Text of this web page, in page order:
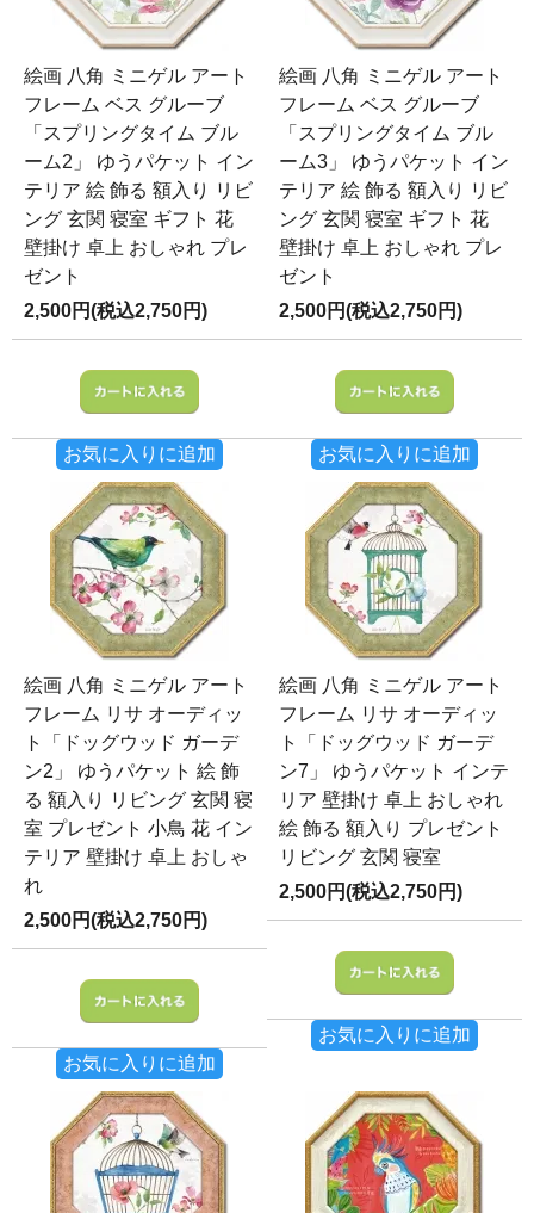
絵画 八角 ミニゲル アート
フレーム ベス グルーブ
「スプリングタイム ブル
ーム2」 ゆうパケット イン
テリア 絵 飾る 額入り リビ
ング 玄関 寝室 ギフト 花
壁掛け 卓上 おしゃれ プレ
ゼント
2,500円(税込2,750円)
お気に入りに追加
絵画 八角 ミニゲル アート
フレーム ベス グルーブ
「スプリングタイム ブル
ーム3」 ゆうパケット イン
テリア 絵 飾る 額入り リビ
ング 玄関 寝室 ギフト 花
壁掛け 卓上 おしゃれ プレ
ゼント
2,500円(税込2,750円)
お気に入りに追加
絵画 八角 ミニゲル アート
フレーム リサ オーディッ
ト「ドッグウッド ガーデ
ン2」 ゆうパケット 絵 飾
る 額入り リビング 玄関 寝
室 プレゼント 小鳥 花 イン
テリア 壁掛け 卓上 おしゃ
れ
2,500円(税込2,750円)
お気に入りに追加
絵画 八角 ミニゲル アート
フレーム リサ オーディッ
ト「ドッグウッド ガーデ
ン7」 ゆうパケット インテ
リア 壁掛け 卓上 おしゃれ
絵 飾る 額入り プレゼント
リビング 玄関 寝室
2,500円(税込2,750円)
お気に入りに追加